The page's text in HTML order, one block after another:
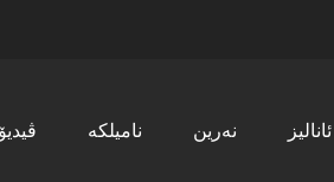
ڤیدیۆ نامیلکە نەرین ئانالیز